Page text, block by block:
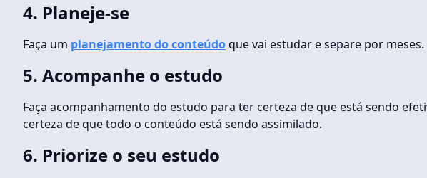
4. Planeje-se
Faça um planejamento do conteúdoque vai estudar e separe por meses.
5. Acompanhe o estudo
Faça acompanhamento do estudo para ter certeza de que está sendo
certeza de que todo o conteúdo está sendo assimilado.
6. Priorize o seu estudo